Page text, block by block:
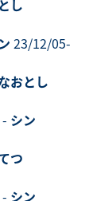
し
23/12/05-
おとし
- シン
つ
- シン